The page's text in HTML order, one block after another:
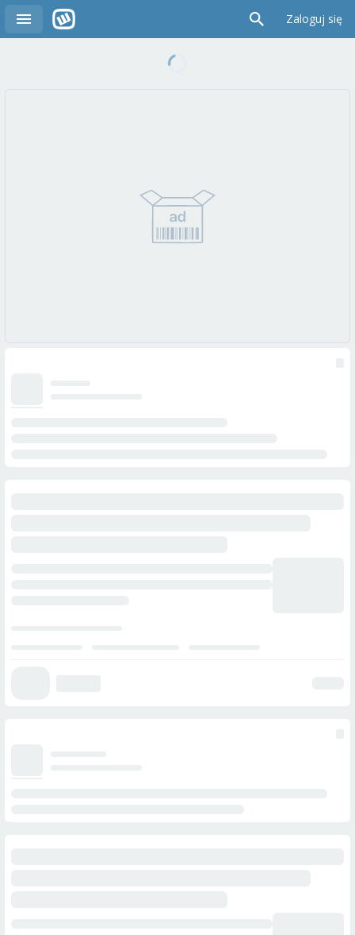
Zaloguj się